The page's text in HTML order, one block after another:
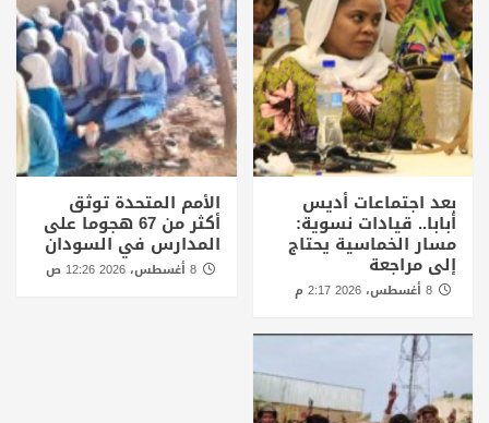
بعد اجتماعات أديس
أبابا.. قيادات نسوية:
مسار الخماسية يحتاج
إلى مراجعة
الأمم المتحدة توثق
أكثر من 67 هجوما على
المدارس في السودان
8 أغسطس، 2026 12:26 ص